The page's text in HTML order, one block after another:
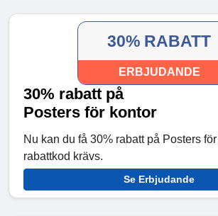
30% RABATT
ERBJUDANDE
30% rabatt på
Posters för kontor
Nu kan du få 30% rabatt på Posters
rabattkod krävs.
Se Erbjudande